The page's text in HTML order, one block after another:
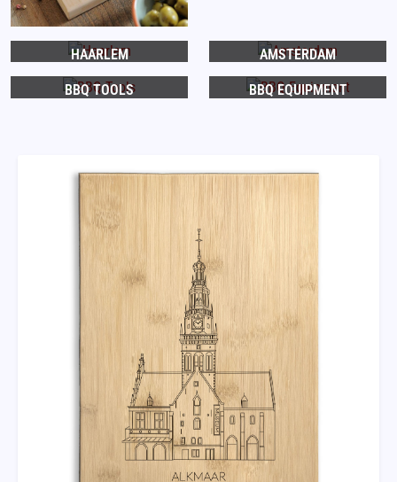
HAARLEM AMSTERDAM
BBQ TOOLS BBQ EQUIPMENT